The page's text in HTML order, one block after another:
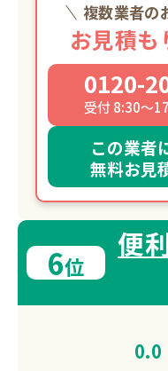
複数業者の
お見積
0120-
受付 8:30～
この業者
無料お見
6位
便
0.0